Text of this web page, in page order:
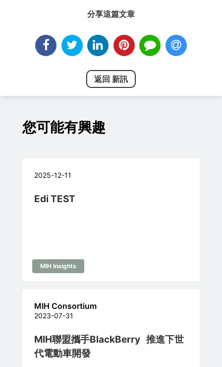
分享這篇文章
返回 新訊
您可能有興趣
2025-12-11
Edi TEST
MIH Insights
MIH Consortium
2023-07-31
MIH聯盟攜手BlackBerry 推進下世
代電動車開發